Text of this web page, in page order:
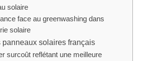
solaire
face au greenwashing dans
solaire
panneaux solaires français
surcoût reflétant une meilleure